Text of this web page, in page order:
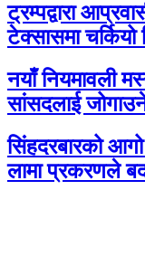
ट्रम्पद्वारा
टेक्सासमा चर्कियो
नयाँ नियमावली
सांसदलाई
सिंहदरबारको
लामा प्रकरणले